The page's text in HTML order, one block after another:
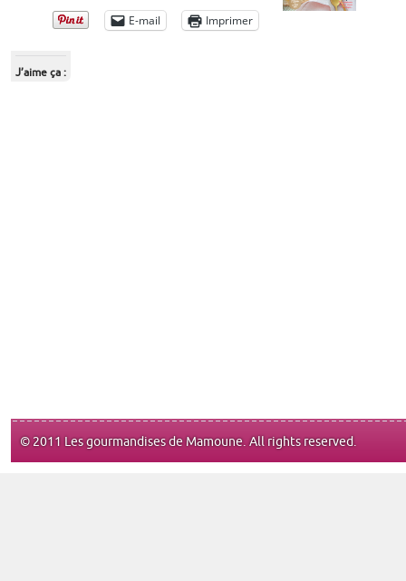
E-mail Imprimer
J’aime ça :
© 2011 Les gourmandises de Mamoune. All rights reserved.